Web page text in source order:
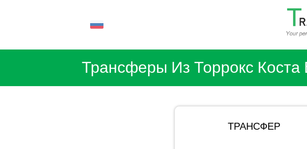
Трансферы Из Торрокс
ТРАНСФЕР